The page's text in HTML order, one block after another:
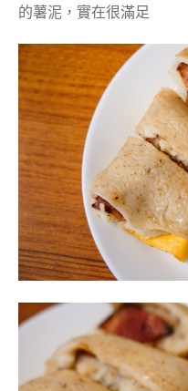
的薯泥，實在很滿足